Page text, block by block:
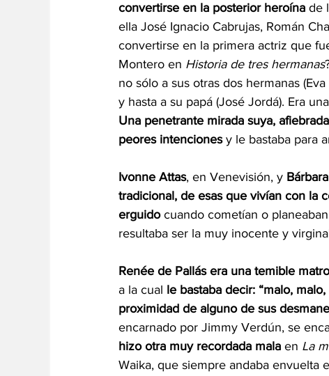
convertirse en la posterior heroína de
ella José Ignacio Cabrujas, Román
convertirse en la primera actriz que
Montero en Historia de tres hermanas
no sólo a sus otras dos hermanas
y hasta a su papá (José Jordá). Era
Una penetrante mirada suya,
peores intenciones y le bastaba para
Ivonne Attas, en Venevisión, y
tradicional, de esas que vivían con la
erguido cuando cometían o
resultaba ser la muy inocente y
Renée de Pallás era una temible
a la cual le bastaba decir: “malo,
proximidad de alguno de sus
encarnado por Jimmy Verdún, se
hizo otra muy recordada mala en La
Waika, que siempre andaba envuelta